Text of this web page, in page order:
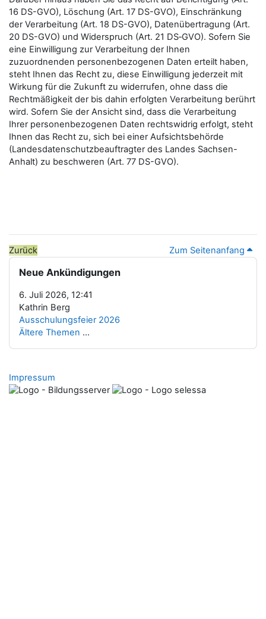
16 DS-GVO), Löschung (Art. 17 DS-GVO), Einschränkung
der Verarbeitung (Art. 18 DS-GVO), Datenübertragung (Art.
20 DS-GVO) und Widerspruch (Art. 21 DS‑GVO). Sofern Sie
eine Einwilligung zur Verarbeitung der Ihnen
zuzuordnenden personenbezogenen Daten erteilt haben,
steht Ihnen das Recht zu, diese Einwilligung jederzeit mit
Wirkung für die Zukunft zu widerrufen, ohne dass die
Rechtmäßigkeit der bis dahin erfolgten Verarbeitung berührt
wird. Sofern Sie der Ansicht sind, dass die Verarbeitung
Ihrer personenbezogenen Daten rechtswidrig erfolgt, steht
Ihnen das Recht zu, sich bei einer Aufsichtsbehörde
(Landesdatenschutzbeauftragter des Landes Sachsen-
Anhalt) zu beschweren (Art. 77 DS-GVO).
Zurück Zum Seitenanfang
Blöcke
Neue Ankündigungen überspringen
Neue Ankündigungen
6. Juli 2026, 12:41
Kathrin Berg
Ausschulungsfeier 2026
Ältere Themen ...
Impressum